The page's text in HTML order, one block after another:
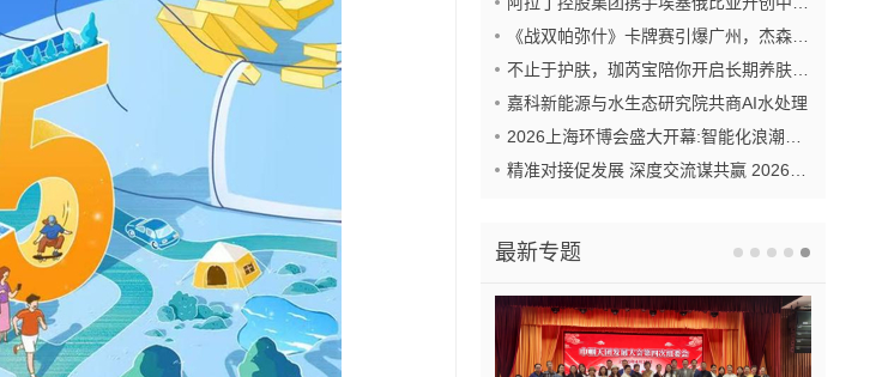
嘉科新能源与水生态研究院共商AI水处理
最新专题